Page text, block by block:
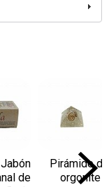
Jabón
de
Pirámide de
orgonite y